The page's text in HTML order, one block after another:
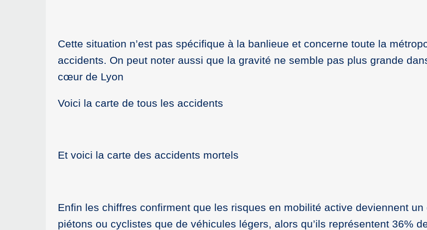
Cette situation n’est pas spécifique à la banlieue et concerne toute la
accidents. On peut noter aussi que la gravité ne semble pas plus grande
cœur de Lyon
Voici la carte de tous les accidents
Et voici la carte des accidents mortels
Enfin les chiffres confirment que les risques en mobilité active deviennent
piétons ou cyclistes que de véhicules légers, alors qu’ils représentent 36%